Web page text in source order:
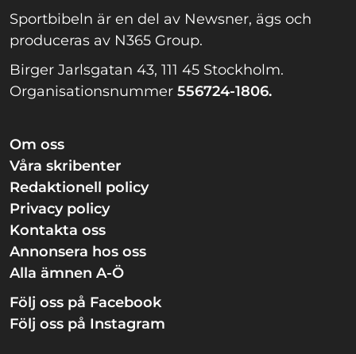
Sportbibeln är en del av Newsner, ägs och
produceras av N365 Group.
Birger Jarlsgatan 43, 111 45 Stockholm.
Organisationsnummer 556724-1806.
Om oss
Våra skribenter
Redaktionell policy
Privacy policy
Kontakta oss
Annonsera hos oss
Alla ämnen A-Ö
Följ oss på Facebook
Följ oss på Instagram